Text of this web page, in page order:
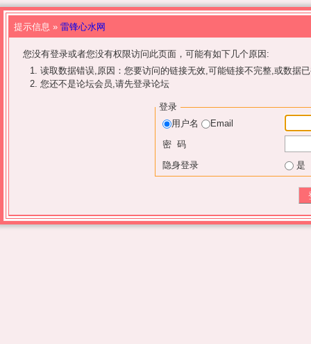
提示信息 » 雷锋心水网
您没有登录或者您没有权限访问此页面，可能有如下几个原因:
读取数据错误,原因：您要访问的链接无效,可能链接不完整,或数据
您还不是论坛会员,请先登录论坛
登录
用户名
Email
密 码
隐身登录